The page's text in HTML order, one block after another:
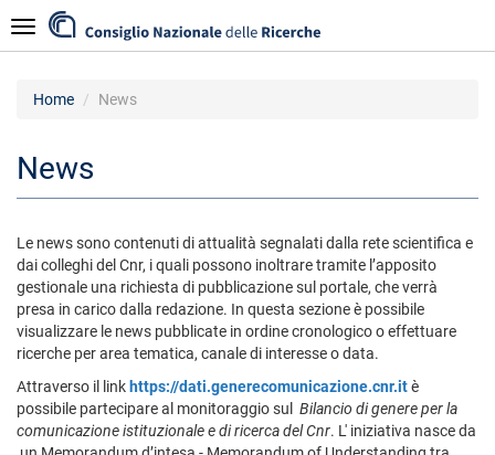
to
main
Navigazione
Home News
News
Le news sono contenuti di attualità segnalati dalla rete scientifica e
dai colleghi del Cnr, i quali possono inoltrare tramite l’apposito
gestionale una richiesta di pubblicazione sul portale, che verrà
presa in carico dalla redazione. In questa sezione è possibile
visualizzare le news pubblicate in ordine cronologico o effettuare
ricerche per area tematica, canale di interesse o data.
Attraverso il link https://dati.generecomunicazione.cnr.itè
possibile partecipare al monitoraggio sul Bilancio di genere per la
comunicazione istituzionale e di ricerca del Cnr. L' iniziativa nasce da